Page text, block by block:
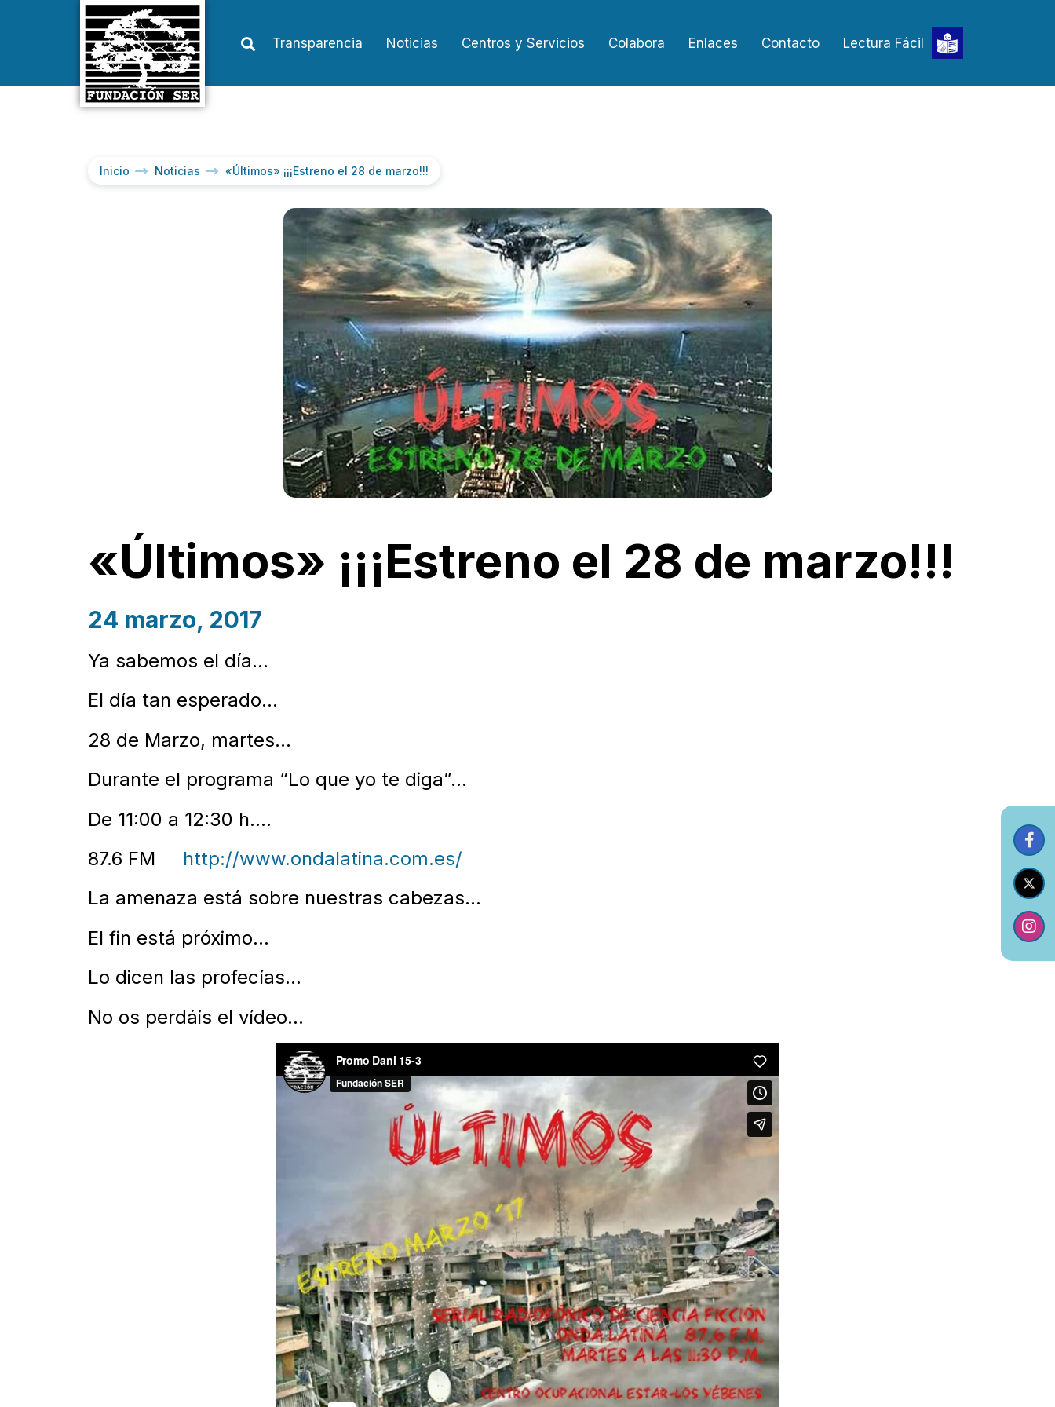
Transparencia Noticias Centros y Servicios Colabora Enlaces Contacto Lectura Fácil
Inicio Noticias «Últimos» ¡¡¡Estreno el 28 de marzo!!!
«Últimos» ¡¡¡Estreno el 28 de marzo!!!
24 marzo, 2017
Ya sabemos el día…
El día tan esperado…
28 de Marzo, martes…
Durante el programa “Lo que yo te diga”…
De 11:00 a 12:30 h….
87.6 FM http://www.ondalatina.com.es/
La amenaza está sobre nuestras cabezas…
El fin está próximo…
Lo dicen las profecías…
No os perdáis el vídeo…